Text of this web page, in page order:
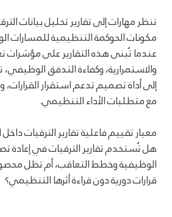
تنظر مهارات إلى تقارير تحليل بيانات
مكونات الحوكمة التنظيمية للمسارات
عندما تُبنى هذه التقارير على مؤشرات
والاستمرارية، وكفاءة التدفق الوظيفي،
إلى أداة تصميم تدعم استقرار القرارات،
مع متطلبات الأداء التنظيمي.
معيار تقييم فاعلية تقارير الترقيات
هل تُستخدم تقارير الترقيات في إعادة
الوظيفية وخطط التعاقب، أم تظل
قرارات دورية دون قراءة أثرها التنظيمي؟